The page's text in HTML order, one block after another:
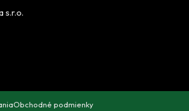
s.r.o.
Obchodné podmienky